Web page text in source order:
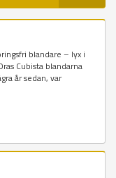
blandare – lyx i
Cubista blandarna
år sedan, var